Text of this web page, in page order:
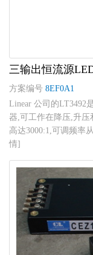
三输出恒流源
方案编号 8EF0A1
Linear 公司的LT3492
器,可工作在降压,升压
高达3000:1,可调频率
情]